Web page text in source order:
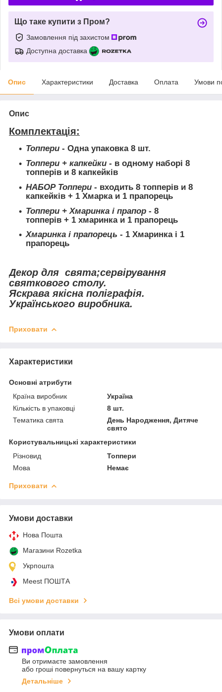
Що таке купити з Пром?
Замовлення під захистом
Доступна доставка
Опис Характеристики Доставка Оплата Умови
Опис
Комплектація:
Топпери - Одна упаковка 8 шт.
Топпери + капкейки - в одному наборі 8
топперів и 8 капкейків
НАБОР Топпери - входить 8 топперів и 8
капкейків + 1 Хмарка и 1 прапорець
Топпери + Хмаринка і прапор - 8
топперів + 1 хмаринка и 1 прапорець
Хмаринка і прапорець - 1 Хмаринка і 1
прапорець
Декор для свята;сервірування
святкового столу.
Яскрава якісна поліграфія.
Українського виробника.
Приховати
Характеристики
Основні атрибути
Країна виробник
Україна
Кількість в упаковці
8 шт.
Тематика свята
День Народження, Дитяче
свято
Користувальницькі характеристики
Різновид
Топпери
Мова
Немає
Приховати
Умови доставки
Нова Пошта
Магазини Rozetka
Укрпошта
Meest ПОШТА
Всі умови доставки
Умови оплати
Ви отримаєте замовлення
або гроші повернуться на вашу картку
Детальніше